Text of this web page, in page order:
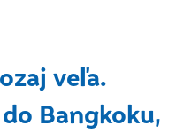
veľa.
Bangkoku,